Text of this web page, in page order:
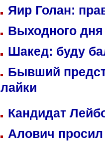
Яир Голан:
Выходного
Шакед: буду
Бывший
лайки
Кандидат
Алович просил